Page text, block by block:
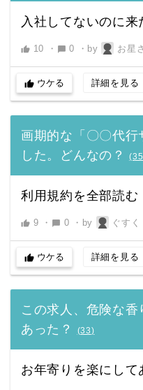
入社してないのに来
thumb_up 10 ・ chat_bubble 0 ・ by お星
thumb_up ウケる 詳細を見る
画期的な「〇〇代行
した。どんなの？
(35
利用規約を全部読む
thumb_up 9 ・ chat_bubble 0 ・ by ぐすく
thumb_up ウケる 詳細を見る
この求人、危険な
あった？
(33)
お年寄りを楽にして